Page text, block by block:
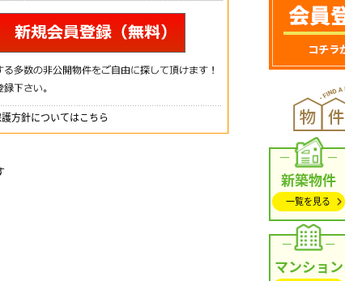
方針についてはこちら
新築物件
一覧を見る
マンション